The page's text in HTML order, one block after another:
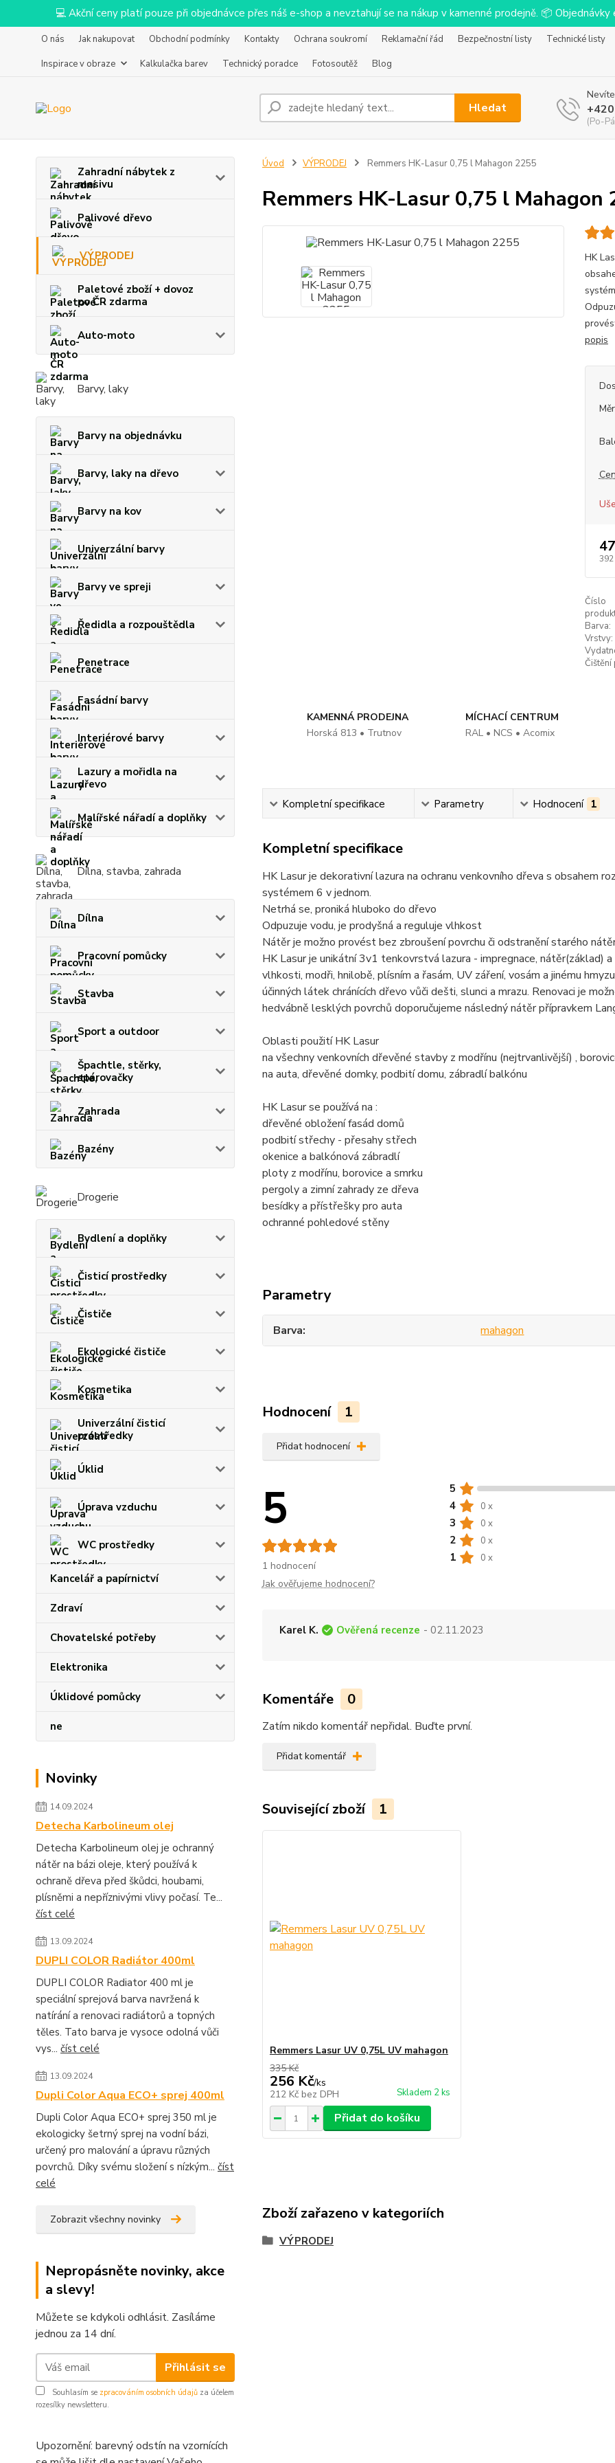
💻 Akční ceny platí pouze při objednávce přes náš e-shop a nevztahují se na nákup v kamenné prodejně. 📦
O nás Jak nakupovat Obchodní podmínky Kontakty Ochrana soukromí Reklamační řád Bezpečnostní listy
Technické listy
Inspirace v obraze
Kalkulačka barev Technický poradce Fotosoutěž Blog
Hledat
(Po-
Zahradní nábytek z
masivu
Palivové dřevo
VÝPRODEJ
Paletové zboží + dovoz
po ČR zdarma
Auto-moto
Barvy, laky
Barvy na objednávku
Barvy, laky na dřevo
Barvy na kov
Univerzální barvy
Barvy ve spreji
Ředidla a rozpouštědla
Penetrace
Fasádní barvy
Interiérové barvy
Lazury a mořidla na
dřevo
Malířské nářadí a doplňky
Dílna, stavba, zahrada
Dílna
Pracovní pomůcky
Stavba
Sport a outdoor
Špachtle, stěrky,
spárovačky
Zahrada
Bazény
Drogerie
Bydlení a doplňky
Čisticí prostředky
Čističe
Ekologické čističe
Kosmetika
Univerzální čisticí
prostředky
Úklid
Úprava vzduchu
WC prostředky
Kancelář a papírnictví
Zdraví
Chovatelské potřeby
Elektronika
Úklidové pomůcky
ne
Novinky
14.09.2024
Detecha Karbolineum olej
Detecha Karbolineum olej je ochranný
nátěr na bázi oleje, který používá k
ochraně dřeva před škůdci, houbami,
plísněmi a nepříznivými vlivy počasí. Te...
číst celé
13.09.2024
DUPLI COLOR Radiátor 400ml
DUPLI COLOR Radiator 400 ml je
speciální sprejová barva navržená k
natírání a renovaci radiátorů a topných
těles. Tato barva je vysoce odolná vůči
vys... číst celé
13.09.2024
Dupli Color Aqua ECO+ sprej 400ml
Dupli Color Aqua ECO+ sprej 350 ml je
ekologicky šetrný sprej na vodní bázi,
určený pro malování a úpravu různých
povrchů. Díky svému složení s nízkým... číst
celé
Zobrazit všechny novinky
Nepropásněte novinky, akce
a slevy!
Můžete se kdykoli odhlásit. Zasíláme
jednou za 14 dní.
Přihlásit se
Souhlasím se zpracováním osobních údajů za účelem
rozesílky newsletteru.
Upozornění: barevný odstín na vzornících
Úvod VÝPRODEJ Remmers HK-Lasur 0,75 l Mahagon 2255
Remmers HK-Lasur 0,75 l Mahagon
HK
popis
392
Číslo
Barva:
Vrstvy:
Čištění
KAMENNÁ PRODEJNA
Horská 813 • Trutnov
MÍCHACÍ CENTRUM
RAL • NCS • Acomix
Kompletní specifikace Parametry Hodnocení 1
Kompletní specifikace
HK Lasur je dekorativní lazura na ochranu venkovního dřeva s obsahem
systémem 6 v jednom.
Netrhá se, proniká hluboko do dřevo
Odpuzuje vodu, je prodyšná a reguluje vlhkost
Nátěr je možno provést bez zbroušení povrchu či odstranění starého
HK Lasur je unikátní 3v1 tenkovrstvá lazura - impregnace, nátěr(základ)
vlhkosti, modři, hnilobě, plísním a řasám, UV záření, vosám a jinému
účinných látek chránících dřevo vůči dešti, slunci a mrazu. Renovaci je
hedvábně lesklých povrchů doporučujeme následný nátěr přípravkem
Oblasti použití HK Lasur
na všechny venkovních dřevěné stavby z modřínu (nejtrvanlivější) ,
na auta, dřevěné domky, podbití domu, zábradlí balkónu
HK Lasur se používá na :
dřevěné obložení fasád domů
podbití střechy - přesahy střech
okenice a balkónová zábradlí
ploty z modřínu, borovice a smrku
pergoly a zimní zahrady ze dřeva
besídky a přístřešky pro auta
ochranné pohledové stěny
Parametry
Barva mahagon
Hodnocení 1
Přidat hodnocení
5
1 hodnocení
Jak ověřujeme hodnocení?
5
4
0 x
3 0 x
2 0 x
1 0 x
Karel K. Ověřená recenze - 02.11.2023
Komentáře 0
Zatím nikdo komentář nepřidal. Buďte první.
Přidat komentář
Související zboží 1
Remmers Lasur UV 0,75L UV mahagon
335 Kč
256 Kč/ks
212 Kč bez DPH Skladem 2 ks
Přidat do košíku
Zboží zařazeno v kategoriích
VÝPRODEJ